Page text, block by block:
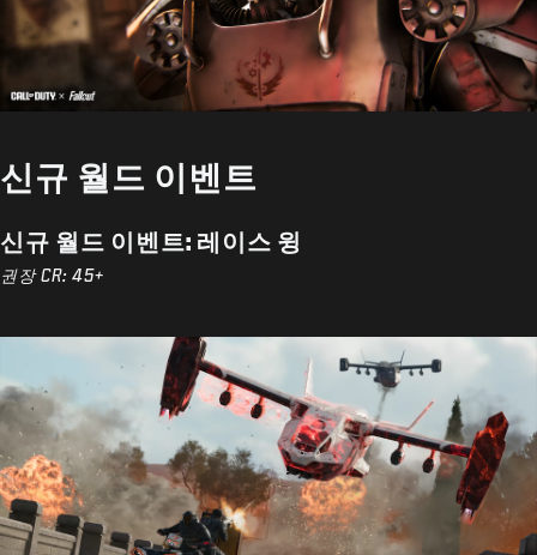
신규 월드 이벤트
신규 월드 이벤트: 레이스 윙
권장 CR: 45+